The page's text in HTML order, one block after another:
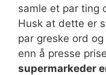
samle et par ting
Husk at dette er
par greske ord
enn å presse
supermarkeder